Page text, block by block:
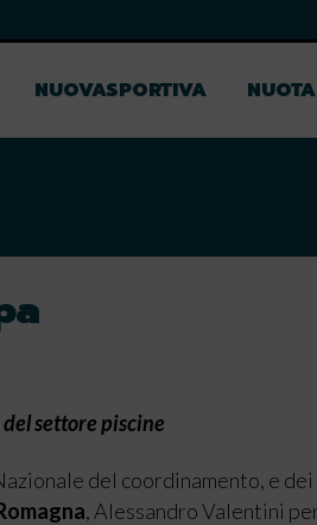
NUOVASPORTIVA NUOTA
settore piscine
del coordinamento, e
, Alessandro Valentini